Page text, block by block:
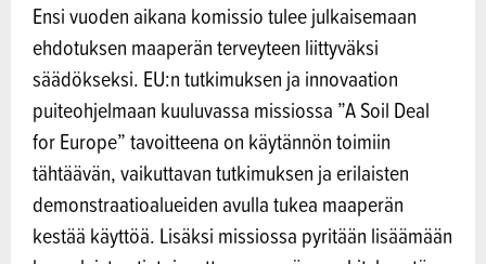
Ensi vuoden aikana komissio tulee julkaisemaan
ehdotuksen maaperän terveyteen liittyväksi
säädökseksi. EU:n tutkimuksen ja innovaation
puiteohjelmaan kuuluvassa missiossa ”A Soil Deal
for Europe” tavoitteena on käytännön toimiin
tähtäävän, vaikuttavan tutkimuksen ja erilaisten
demonstraatioalueiden avulla tukea maaperän
kestää käyttöä. Lisäksi missiossa pyritään lisäämään